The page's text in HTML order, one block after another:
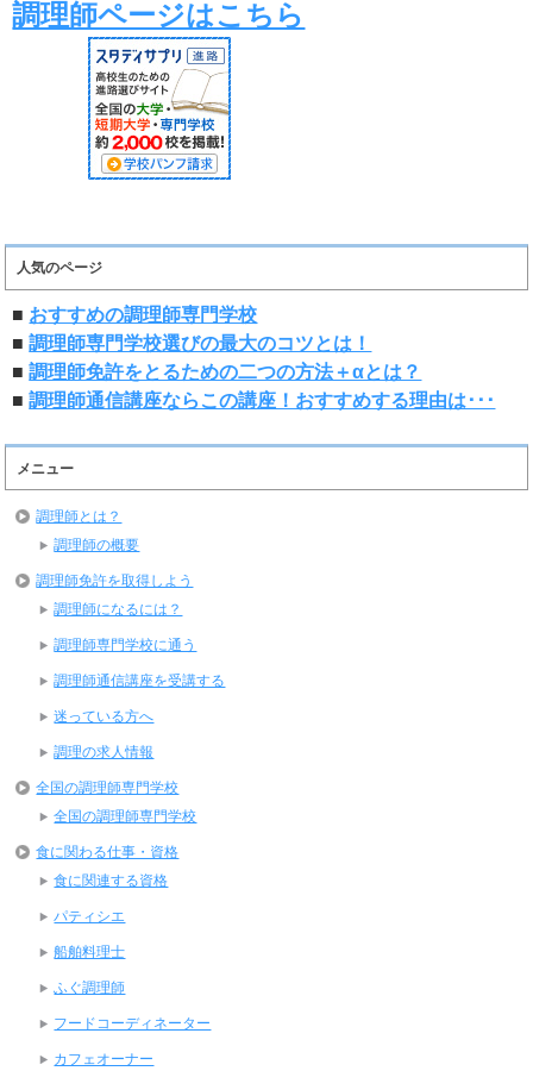
調理師ページはこちら
人気のページ
■ おすすめの調理師専門学校
■調理師専門学校選びの最大のコツとは！
■調理師免許をとるための二つの方法＋αとは？
■調理師通信講座ならこの講座！おすすめする理由は･･･
メニュー
調理師とは？
調理師の概要
調理師免許を取得しよう
調理師になるには？
調理師専門学校に通う
調理師通信講座を受講する
迷っている方へ
調理の求人情報
全国の調理師専門学校
全国の調理師専門学校
食に関わる仕事・資格
食に関連する資格
パティシエ
船舶料理士
ふぐ調理師
フードコーディネーター
カフェオーナー